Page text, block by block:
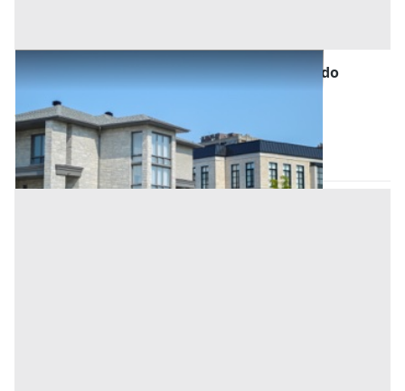
Abitazione di Tipo Civile all'asta a Bonarcado
Bonarcado (Oristano)
38.700 €
Asta chiusa